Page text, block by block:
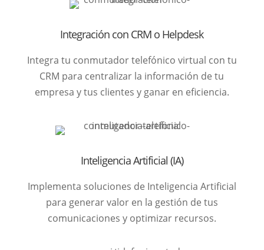
Integración con CRM o Helpdesk
Integra tu conmutador telefónico virtual con tu
CRM para centralizar la información de tu
empresa y tus clientes y ganar en eficiencia.
Inteligencia Artificial (IA)
Implementa soluciones de Inteligencia Artificial
para generar valor en la gestión de tus
comunicaciones y optimizar recursos.